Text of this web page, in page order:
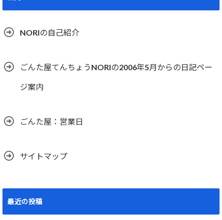
NORIの自己紹介
ごんた屋てんちょうNORIの2006年5月からの日記ペー
ジ案内
ごんた屋：営業日
サイトマップ
最近の投稿